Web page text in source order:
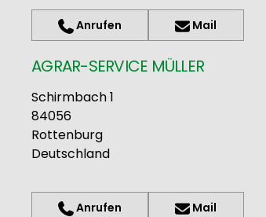
Anrufen Mail
AGRAR-SERVICE MÜLLER
Schirmbach 1
84056
Rottenburg
Deutschland
Anrufen Mail